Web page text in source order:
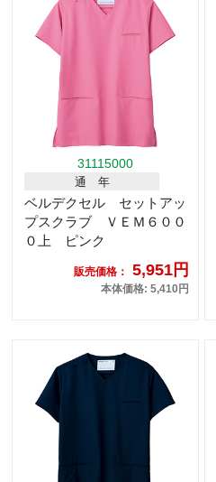
31115000
通 年
ベルデクセル セットアッ
プスクラブ ＶＥＭ６００
０上 ピンク
販売価格： 5,951円
本体価格: 5,410円